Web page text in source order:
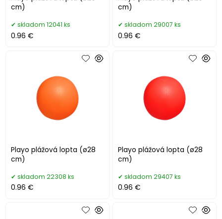
cm)
skladom 12041 ks
0.96 €
cm)
skladom 29007 ks
0.96 €
Playo plážová lopta (ø28
cm)
skladom 22308 ks
0.96 €
Playo plážová lopta (ø28
cm)
skladom 29407 ks
0.96 €